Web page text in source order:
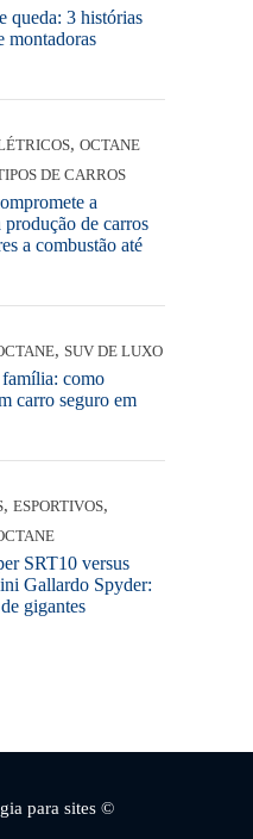
queda: 3 histórias
montadoras
, OCTANE
DE CARROS
a
de carros
a combustão até
, SUV DE LUXO
como
carro seguro em
, ESPORTIVOS,
SRT10 versus
Gallardo Spyder:
gigantes
para sites ©